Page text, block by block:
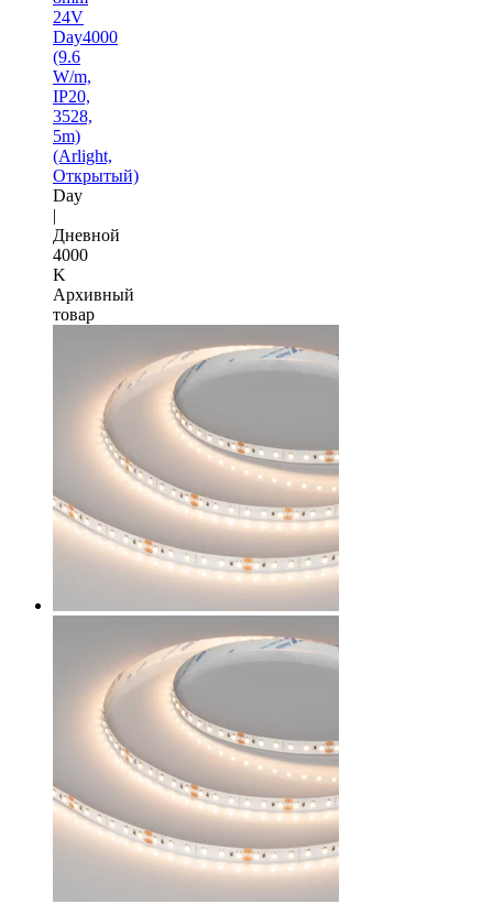
24V
Day4000
(9.6
W/m,
IP20,
3528,
5m)
(Arlight,
Открытый)
Day
|
Дневной
4000
K
Архивный
товар